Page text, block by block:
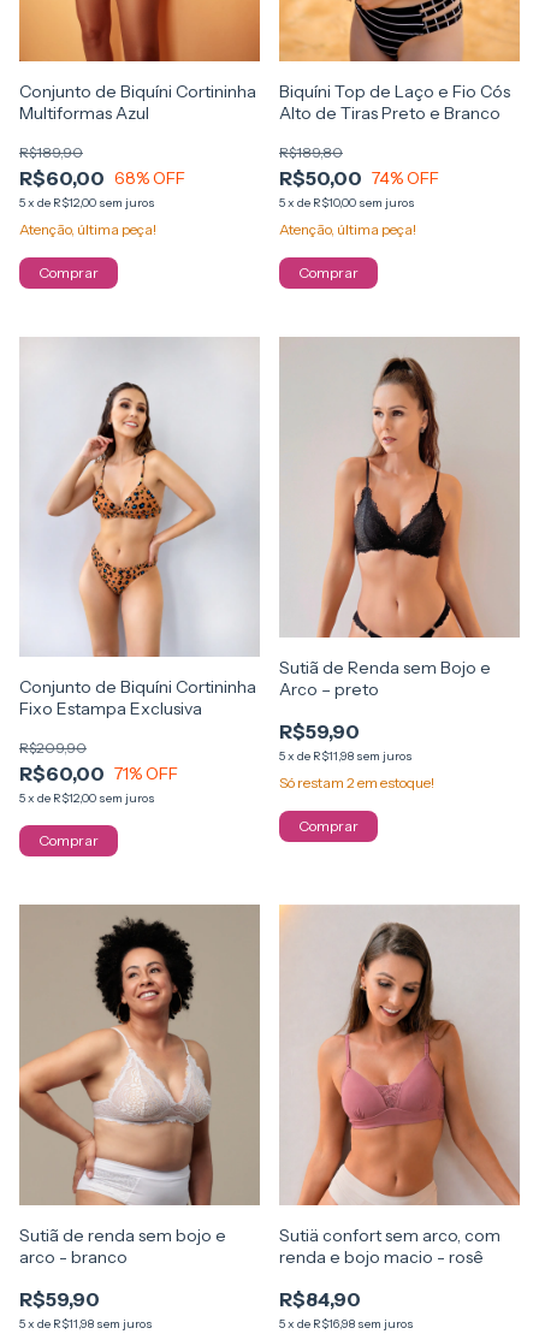
Conjunto de Biquíni Cortininha
Multiformas Azul
R$60,00
R$189,90
68% OFF
5x de R$12,00 sem juros
Atenção, última peça!
Comprar
Biquíni Top de Laço e Fio Cós
Alto de Tiras Preto e Branco
R$50,00
R$189,80
74% OFF
5x de R$10,00 sem juros
Atenção, última peça!
Comprar
Conjunto de Biquíni Cortininha
Fixo Estampa Exclusiva
R$60,00
R$209,90
71% OFF
5x de R$12,00 sem juros
Comprar
Sutiã de Renda sem Bojo e
Arco – preto
R$59,90
5x de R$11,98 sem juros
Só restam 2 em estoque!
Comprar
Sutiã de renda sem bojo e
arco - branco
R$59,90
5x de R$11,98 sem juros
Sutiä confort sem arco, com
renda e bojo macio - rosê
R$84,90
5x de R$16,98 sem juros